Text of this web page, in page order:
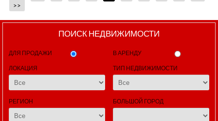
>>
ПОИСК НЕДВИЖИМОСТИ
ДЛЯ ПРОДАЖИ В АРЕНДУ
ЛОКАЦИЯ ТИП НЕДВИЖИМОСТИ
РЕГИОН БОЛЬШОЙ ГОРОД